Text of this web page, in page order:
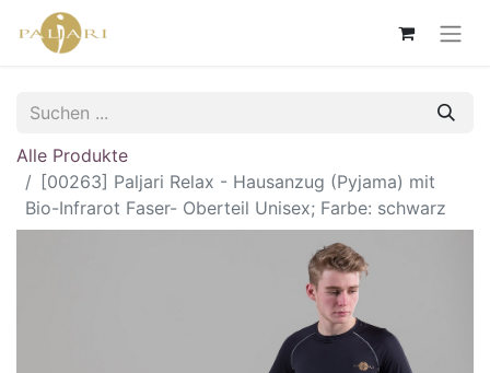
Alle Produkte
[00263] Paljari Relax - Hausanzug (Pyjama) mit
Bio-Infrarot Faser- Oberteil Unisex; Farbe: schwarz